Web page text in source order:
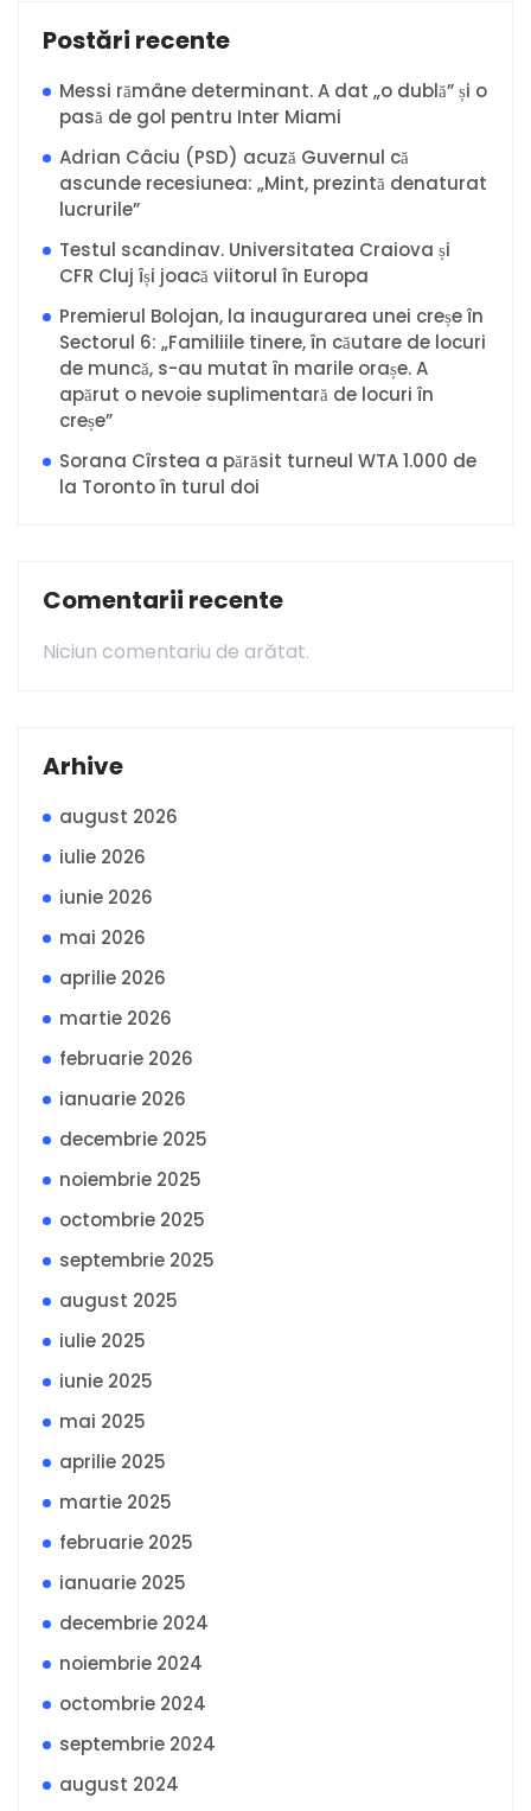
Postări recente
Messi rămâne determinant. A dat „o dublă” și o
pasă de gol pentru Inter Miami
Adrian Câciu (PSD) acuză Guvernul că
ascunde recesiunea: „Mint, prezintă denaturat
lucrurile”
Testul scandinav. Universitatea Craiova și
CFR Cluj își joacă viitorul în Europa
Premierul Bolojan, la inaugurarea unei creșe în
Sectorul 6: „Familiile tinere, în căutare de locuri
de muncă, s-au mutat în marile orașe. A
apărut o nevoie suplimentară de locuri în
creșe”
Sorana Cîrstea a părăsit turneul WTA 1.000 de
la Toronto în turul doi
Comentarii recente
Niciun comentariu de arătat.
Arhive
august 2026
iulie 2026
iunie 2026
mai 2026
aprilie 2026
martie 2026
februarie 2026
ianuarie 2026
decembrie 2025
noiembrie 2025
octombrie 2025
septembrie 2025
august 2025
iulie 2025
iunie 2025
mai 2025
aprilie 2025
martie 2025
februarie 2025
ianuarie 2025
decembrie 2024
noiembrie 2024
octombrie 2024
septembrie 2024
august 2024